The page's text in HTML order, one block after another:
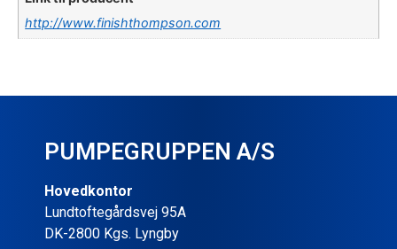
http://www.finishthompson.com
PUMPEGRUPPEN A/S
Hovedkontor
Lundtoftegårdsvej 95A
DK-2800 Kgs. Lyngby